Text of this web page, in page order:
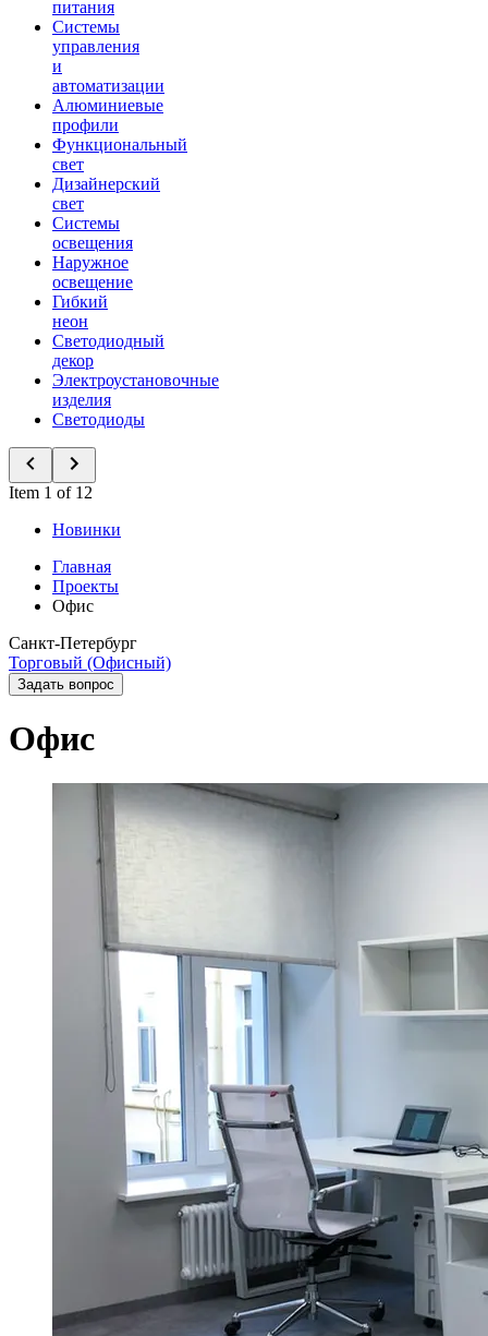
питания
Системы
управления
и
автоматизации
Алюминиевые
профили
Функциональный
свет
Дизайнерский
свет
Системы
освещения
Наружное
освещение
Гибкий
неон
Светодиодный
декор
Электроустановочные
изделия
Светодиоды
Item 1 of 12
Новинки
Главная
Проекты
Офис
Санкт-Петербург
Торговый (Офисный)
Задать вопрос
Офис